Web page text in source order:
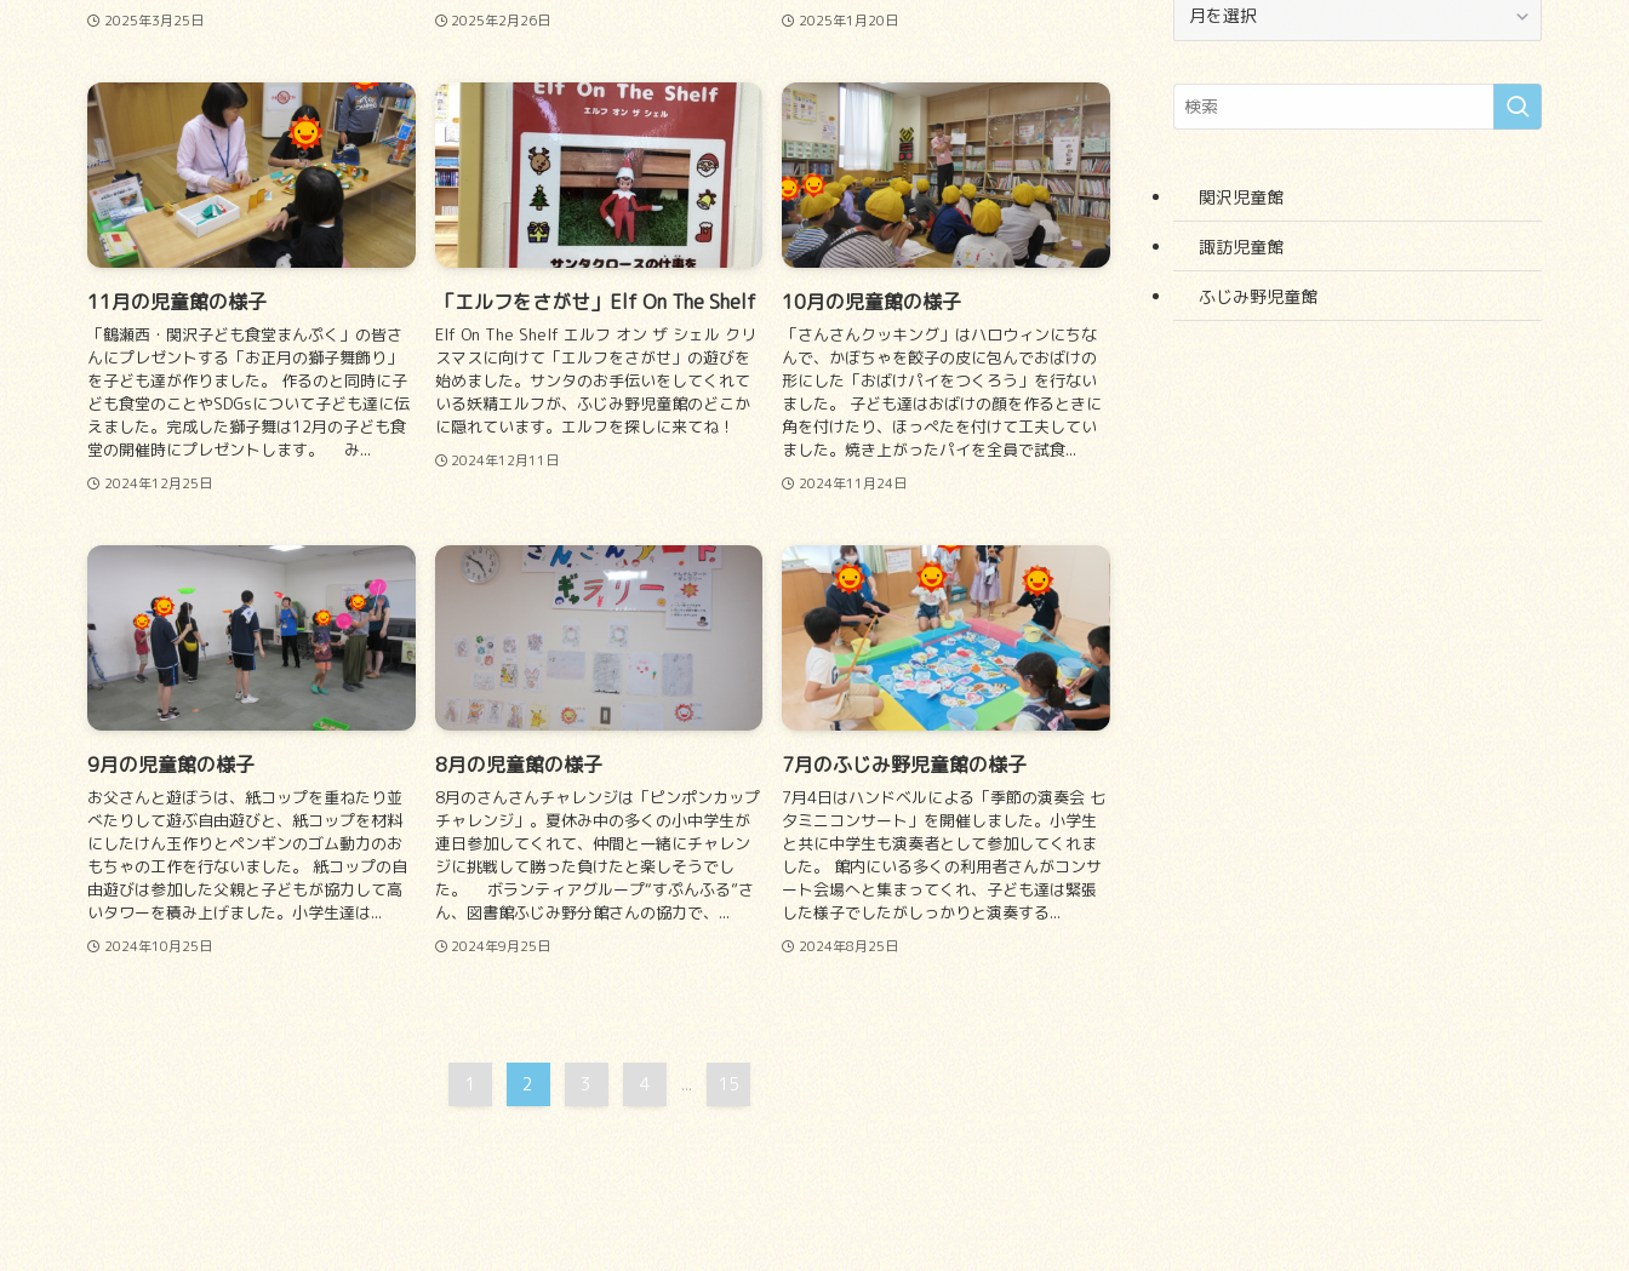
2025年3月25日 2025年2月26日 2025年1月20日
11月の児童館の様子
「鶴瀬西・関沢子ども食堂まんぷく」の皆さ
んにプレゼントする「お正月の獅子舞飾り」
を子ども達が作りました。 作るのと同時に子
ども食堂のことやSDGsについて子ども達に伝
えました。完成した獅子舞は12月の子ども食
堂の開催時にプレゼントします。 み...
2024年12月25日
「エルフをさがせ」Elf On The Shelf
Elf On The Shelf エルフ オン ザ シェル クリ
スマスに向けて「エルフをさがせ」の遊びを
始めました。サンタのお手伝いをしてくれて
いる妖精エルフが、ふじみ野児童館のどこか
に隠れています。エルフを探しに来てね！
2024年12月11日
10月の児童館の様子
「さんさんクッキング」はハロウィンにちな
んで、かぼちゃを餃子の皮に包んでおばけの
形にした「おばけパイをつくろう」を行ない
ました。 子ども達はおばけの顔を作るときに
角を付けたり、ほっぺたを付けて工夫してい
ました。焼き上がったパイを全員で試食...
2024年11月24日
9月の児童館の様子
お父さんと遊ぼうは、紙コップを重ねたり並
べたりして遊ぶ自由遊びと、紙コップを材料
にしたけん玉作りとペンギンのゴム動力のお
もちゃの工作を行ないました。 紙コップの自
由遊びは参加した父親と子どもが協力して高
いタワーを積み上げました。小学生達は...
2024年10月25日
8月の児童館の様子
8月のさんさんチャレンジは「ピンポンカップ
チャレンジ」。夏休み中の多くの小中学生が
連日参加してくれて、仲間と一緒にチャレン
ジに挑戦して勝った負けたと楽しそうでし
た。 ボランティアグループ“すぷんふる”さ
ん、図書館ふじみ野分館さんの協力で、...
2024年9月25日
7月のふじみ野児童館の様子
7月4日はハンドベルによる「季節の演奏会 七
夕ミニコンサート」を開催しました。小学生
と共に中学生も演奏者として参加してくれま
した。 館内にいる多くの利用者さんがコンサ
ート会場へと集まってくれ、子ども達は緊張
した様子でしたがしっかりと演奏する...
2024年8月25日
1 2 3 4 ... 15
イ
ブ
関沢児童館
諏訪児童館
ふじみ野児童館